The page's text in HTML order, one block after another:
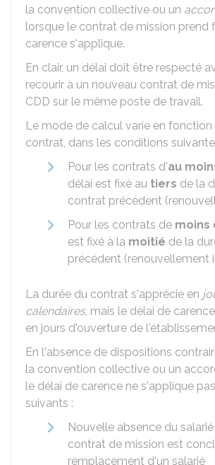
la convention collective ou un
lorsque le contrat de mission prend
carence s'applique.
En clair, un délai doit être respecté
recourir à un nouveau contrat de
CDD sur le même poste de travail.
Le mode de calcul varie en fonction
contrat, dans les conditions
Pour les contrats d'au
délai est fixé au tiers de la
contrat précédent
Pour les contrats de moins
est fixé à la moitié de la
précédent (renouvellement
La durée du contrat s'apprécie en
calendaires, mais le délai de
en jours d'ouverture de
En l'absence de dispositions
la convention collective ou un
le délai de carence ne s'applique
suivants :
Nouvelle absence du
contrat de mission est
remplacement d'un salarié